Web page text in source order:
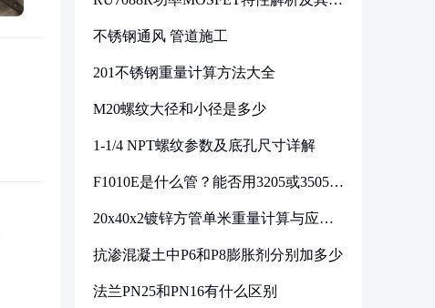
不锈钢通风 管道施工
201不锈钢重量计算方法大全
M20螺纹大径和小径是多少
1-1/4 NPT螺纹参数及底孔尺寸详解
F1010E是什么管？能否用3205或3505代
20x40x2镀锌方管单米重量计算与应用
抗渗混凝土中P6和P8膨胀剂分别加多少
法兰PN25和PN16有什么区别